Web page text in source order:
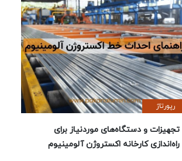
رپورتاژ
تجهیزات و دستگاه‌های موردنیاز برای
راه‌اندازی کارخانه اکستروژن آلومینیوم